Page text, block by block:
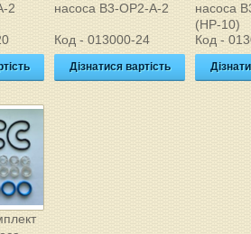
2
насоса В3-ОР2-А-2
Код - 013000-24
Дізнатися вартість
насоса
(НР-10)
Код -